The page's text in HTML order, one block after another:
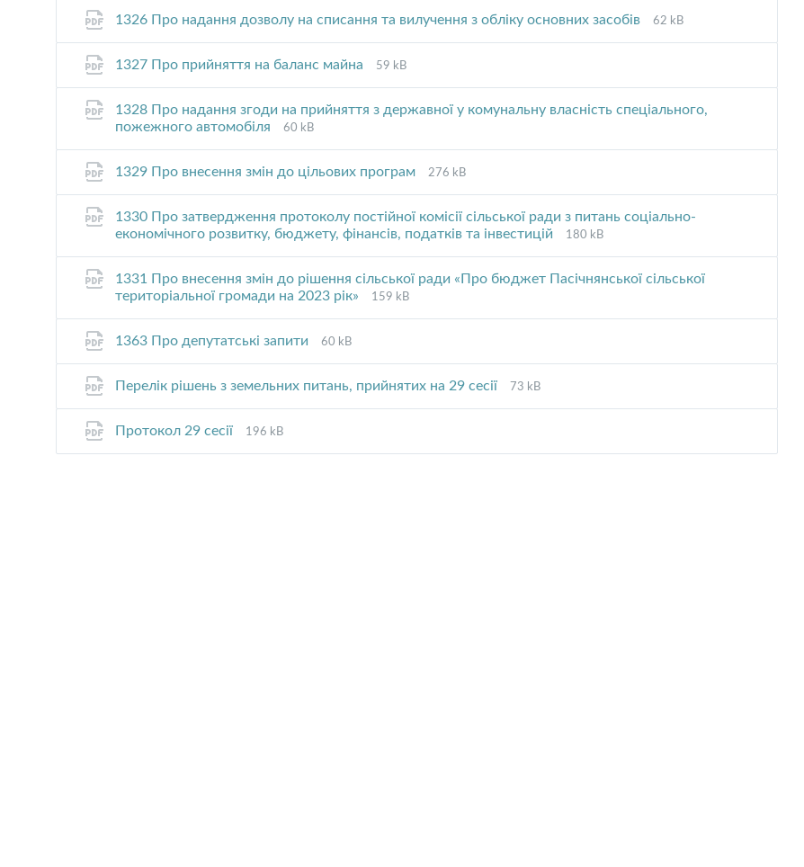
1326 Про надання дозволу на списання та вилучення з обліку основних засобів
File
File
62 kB
1327 Про прийняття на баланс майна
File
File
59 kB
1328 Про надання згоди на прийняття з державної у комунальну власність спеціального,
пожежного автомобіля
File
File
60 kB
1329 Про внесення змін до цільових програм
File
File
276 kB
1330 Про затвердження протоколу постійної комісії сільської ради з питань соціально-
економічного розвитку, бюджету, фінансів, податків та інвестицій
File
File
180 kB
1331 Про внесення змін до рішення сільської ради «Про бюджет Пасічнянської сільської
територіальної громади на 2023 рік»
File
File
159 kB
1363 Про депутатські запити
File
File
60 kB
Перелік рішень з земельних питань, прийнятих на 29 сесії
File
File
73 kB
Протокол 29 сесії
File
File
196 kB